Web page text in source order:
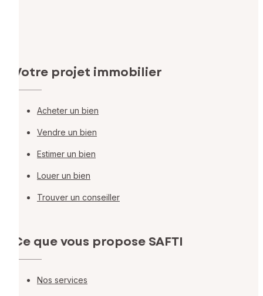
Votre projet immobilier
Acheter un bien
Vendre un bien
Estimer un bien
Louer un bien
Trouver un conseiller
Ce que vous propose SAFTI
Nos services